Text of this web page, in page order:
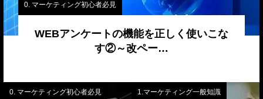
0. マーケティング初心者必見
WEBアンケートの機能を正しく使いこな
す②～改ペー…
0. マーケティング初心者必見 1.マーケティング一般知識